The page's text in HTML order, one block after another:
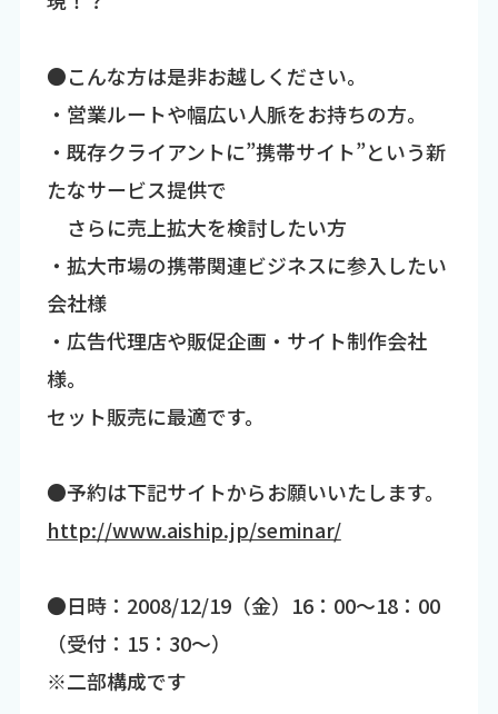
●こんな方は是非お越しください。
・営業ルートや幅広い人脈をお持ちの方。
・既存クライアントに”携帯サイト”という新
たなサービス提供で
さらに売上拡大を検討したい方
・拡大市場の携帯関連ビジネスに参入したい
会社様
・広告代理店や販促企画・サイト制作会社
様。
セット販売に最適です。
●予約は下記サイトからお願いいたします。
http://www.aiship.jp/seminar/
●日時：2008/12/19（金）16：00～18：00
（受付：15：30～）
※二部構成です